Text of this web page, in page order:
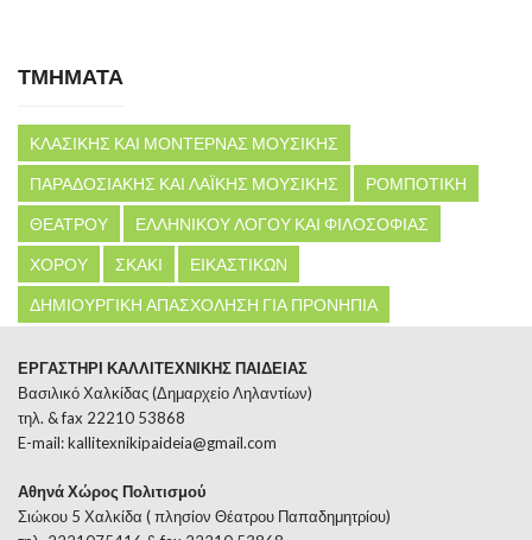
ΤΜΗΜΑΤΑ
ΚΛΑΣΙΚΗΣ ΚΑΙ ΜΟΝΤΕΡΝΑΣ ΜΟΥΣΙΚΗΣ
ΠΑΡΑΔΟΣΙΑΚΗΣ ΚΑΙ ΛΑΪΚΗΣ ΜΟΥΣΙΚΗΣ
ΡΟΜΠΟΤΙΚΗ
ΘΕΑΤΡΟΥ
ΕΛΛΗΝΙΚΟΥ ΛΟΓΟΥ ΚΑΙ ΦΙΛΟΣΟΦΙΑΣ
ΧΟΡΟΥ
ΣΚΑΚΙ
ΕΙΚΑΣΤΙΚΩΝ
ΔΗΜΙΟΥΡΓΙΚΗ ΑΠΑΣΧΟΛΗΣΗ ΓΙΑ ΠΡΟΝΗΠΙΑ
ΕΡΓΑΣΤΗΡΙ ΚΑΛΛΙΤΕΧΝΙΚΗΣ ΠΑΙΔΕΙΑΣ
Βασιλικό Χαλκίδας (Δημαρχείο Ληλαντίων)
τηλ. & fax 22210 53868
E-mail:kallitexnikipaideia@gmail.com
Αθηνά Χώρος Πολιτισμού
Σιώκου 5 Χαλκίδα ( πλησίον Θέατρου Παπαδημητρίου)